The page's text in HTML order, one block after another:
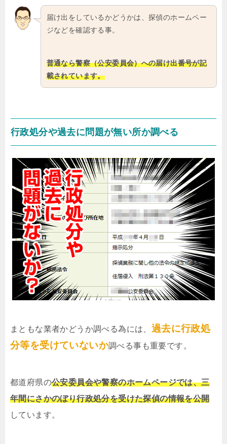
届け出をしているかどうかは、探偵のホームペー
ジなどを確認する事。
普通なら警察（公安委員会）への届け出番号が記
載されています。
行政処分や過去に問題が無い所か調べる
まともな業者かどうか調べる為には、 過去に行政処
分等を受けていないか調べる事も重要です。
都道府県の公安委員会や警察のホームページでは、三
年間にさかのぼり行政処分を受けた探偵の情報を公開
しています。